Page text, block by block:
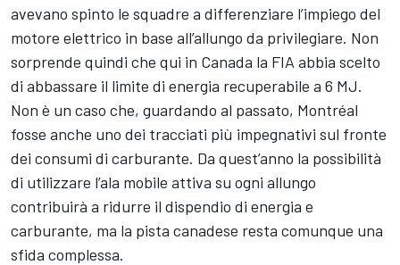
avevano spinto le squadre a differenziare l’impiego del
motore elettrico in base all’allungo da privilegiare. Non
sorprende quindi che qui in Canada la FIA abbia scelto
di abbassare il limite di energia recuperabile a 6 MJ.
Non è un caso che, guardando al passato, Montréal
fosse anche uno dei tracciati più impegnativi sul fronte
dei consumi di carburante. Da quest’anno la possibilità
di utilizzare l’ala mobile attiva su ogni allungo
contribuirà a ridurre il dispendio di energia e
carburante, ma la pista canadese resta comunque una
sfida complessa.